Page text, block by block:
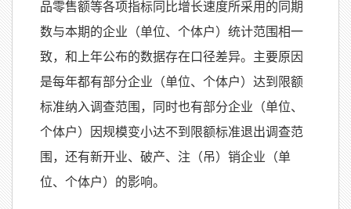
品零售额等各项指标同比增长速度所采用的同期
数与本期的企业（单位、个体户）统计范围相一
致，和上年公布的数据存在口径差异。主要原因
是每年都有部分企业（单位、个体户）达到限额
标准纳入调查范围，同时也有部分企业（单位、
个体户）因规模变小达不到限额标准退出调查范
围，还有新开业、破产、注（吊）销企业（单
位、个体户）的影响。